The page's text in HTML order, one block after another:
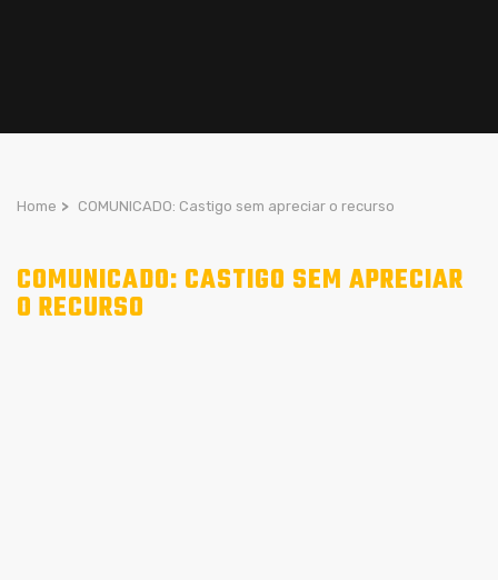
Home > COMUNICADO: Castigo sem apreciar o recurso
COMUNICADO: CASTIGO SEM APRECIAR
O RECURSO